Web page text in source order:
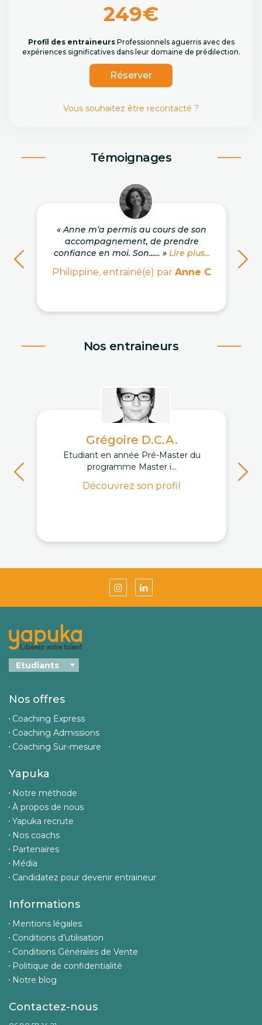
249€
Profil des entraineursProfessionnels aguerris avec des
expériences significatives dans leur domaine de prédilection.
Réserver
Vous souhaitez être recontacté ?
Témoignages
« Anne m’a permis au cours de son
accompagnement, de prendre
confiance en moi. Son...… » Lire plus...
Philippine, entrainé(e) par Anne C
Nos entraineurs
Grégoire D.C.A.
Etudiant en année Pré-Master du
programme Master i...
Découvrez son profil
Nos offres
Coaching Express
Coaching Admissions
Coaching Sur-mesure
Yapuka
Notre méthode
À propos de nous
Yapuka recrute
Nos coachs
Partenaires
Média
Candidatez pour devenir entraineur
Informations
Mentions légales
Conditions d’utilisation
Conditions Générales de Vente
Politique de confidentialité
Notre blog
Contactez-nous